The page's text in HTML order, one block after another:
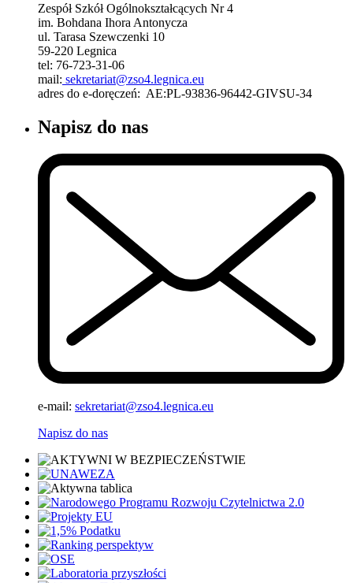
Zespół Szkół Ogólnokształcących Nr 4
im. Bohdana Ihora Antonycza
ul. Tarasa Szewczenki 10
59-220 Legnica
tel: 76-723-31-06
mail: sekretariat@zso4.legnica.eu
adres do e-doręczeń: AE:PL-93836-96442-GIVSU-34
Napisz do nas
e-mail: sekretariat@zso4.legnica.eu
Napisz do nas